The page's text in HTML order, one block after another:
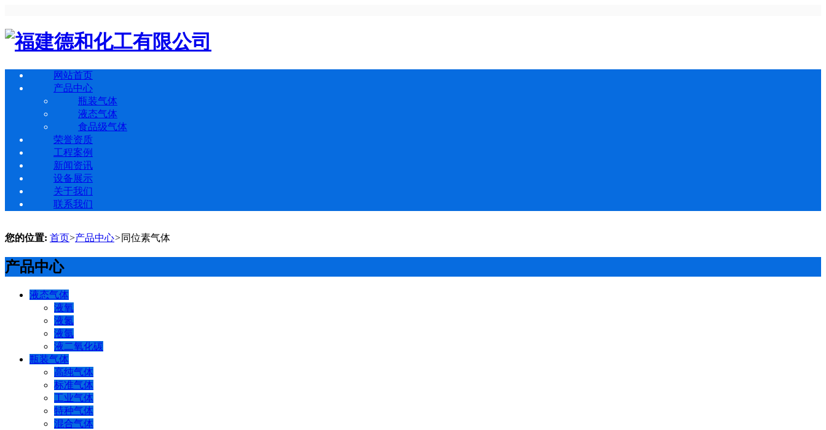
网站首页
产品中心
瓶装气体
液态气体
食品级气体
荣誉资质
工程案例
新闻资讯
设备展示
关于我们
联系我们
您的位置: 首页>产品中心>同位素气体
产品中心
液态气体
液氧
液氮
液氩
液二氧化碳
瓶装气体
高纯气体
标准气体
工业气体
特种气体
混合气体